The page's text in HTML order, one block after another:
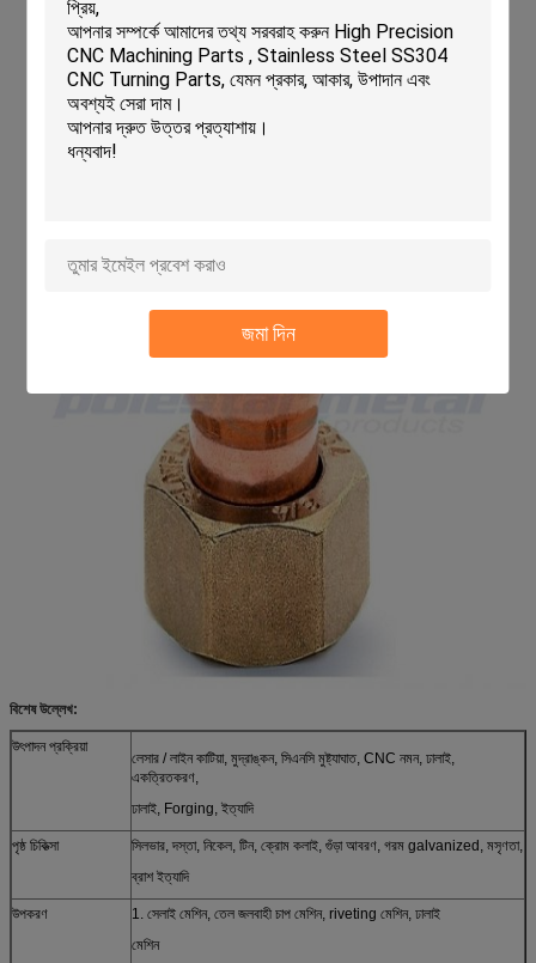
জমা দিন
বিশেষ উল্লেখ:
উৎপাদন প্রক্রিয়া
লেসার / লাইন কাটিয়া, মুদ্রাঙ্কন, সিএনসি মুষ্ট্যাঘাত, CNC নমন, ঢালাই,
একত্রিতকরণ,
ঢালাই, Forging, ইত্যাদি
পৃষ্ঠ চিকিত্সা
সিলভার, দস্তা, নিকেল, টিন, ক্রোম কলাই, গুঁড়া আবরণ, গরম galvanized, মসৃণতা,
ব্রাশ ইত্যাদি
উপকরণ
1. সেলাই মেশিন, তেল জলবাহী চাপ মেশিন, riveting মেশিন, ঢালাই
মেশিন